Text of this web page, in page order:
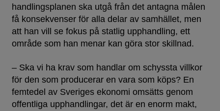
handlingsplanen ska utgå från det antagna målen
få konsekvenser för alla delar av samhället, men
att han vill se fokus på statlig upphandling, ett
område som han menar kan göra stor skillnad.
– Ska vi ha krav som handlar om schyssta villkor
för den som producerar en vara som köps? En
femtedel av Sveriges ekonomi omsätts genom
offentliga upphandlingar, det är en enorm makt,